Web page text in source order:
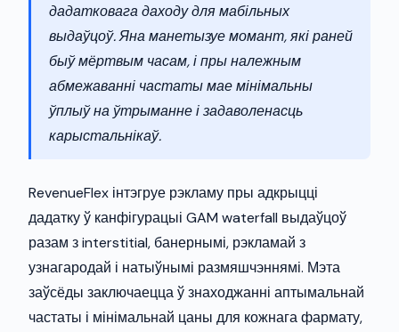
дадатковага даходу для мабільных
выдаўцоў. Яна манетызуе момант, які раней
быў мёртвым часам, і пры належным
абмежаванні частаты мае мінімальны
ўплыў на ўтрыманне і задаволенасць
карыстальнікаў.
RevenueFlex інтэгруе рэкламу пры адкрыцці
дадатку ў канфігурацыі GAM waterfall выдаўцоў
разам з interstitial, банернымі, рэкламай з
узнагародай і натыўнымі размяшчэннямі. Мэта
заўсёды заключаецца ў знаходжанні аптымальнай
частаты і мінімальнай цаны для кожнага фармату,